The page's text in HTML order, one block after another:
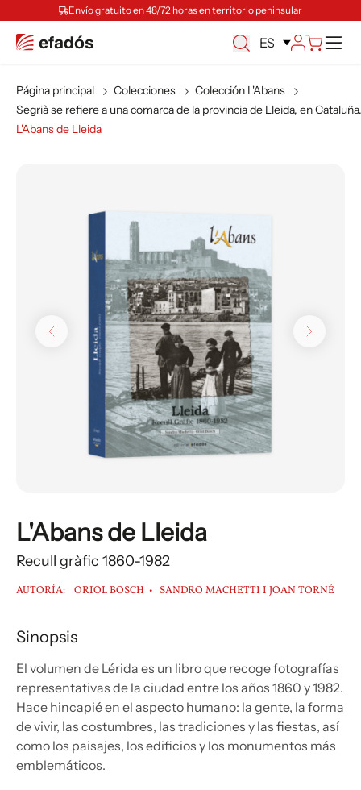
Envío gratuito en 48/72 horas en territorio peninsular
ES
Página principal Colecciones
Colección L'Abans
Segrià se refiere a una comarca de la provincia de Lleida, en Cataluña.
L'Abans de Lleida
L'Abans de Lleida
Recull gràfic 1860-1982
AUTORÍA: ORIOL BOSCH SANDRO MACHETTI I JOAN TORNÉ
Sinopsis
El volumen de Lérida es un libro que recoge fotografías
representativas de la ciudad entre los años 1860 y 1982.
Hace hincapié en el aspecto humano: la gente, la forma
de vivir, las costumbres, las tradiciones y las fiestas, así
como los paisajes, los edificios y los monumentos más
emblemáticos.